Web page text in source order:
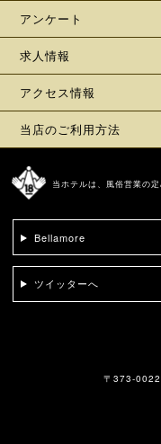
アンケート
求人情報
アクセス情報
当店のご利用方法
当ホテルは、風俗営業の
Bellamore
ツイッターへ
〒373-0022